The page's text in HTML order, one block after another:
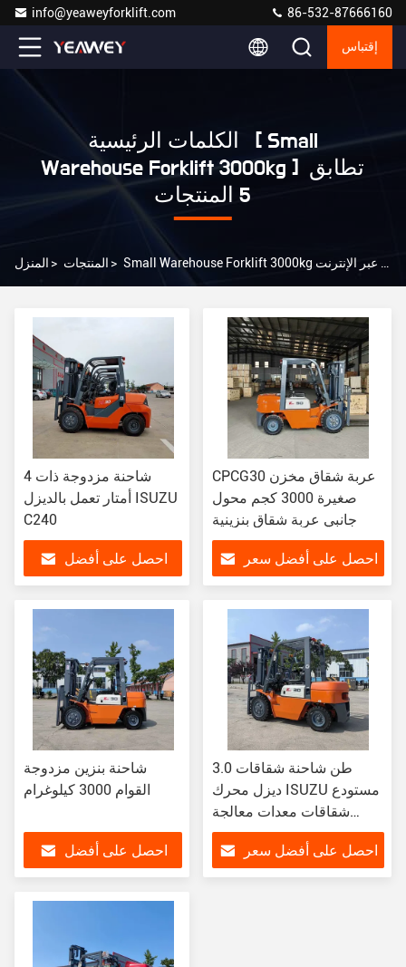
info@yeaweyforklift.com 86-532-87666160
إقتباس
الكلمات الرئيسية [ Small
Warehouse Forklift 3000kg ] تطابق
5 المنتجات
المنزل > المنتجات > Small Warehouse Forklift 3000kg الشركة المصنعة عبر الإنترنت
شاحنة مزدوجة ذات 4
أمتار تعمل بالديزل ISUZU
C240
احصل على أفضل
CPCG30 عربة شقاق مخزن
صغيرة 3000 كجم محول
جانبي عربة شقاق بنزينية
احصل على أفضل سعر
شاحنة بنزين مزدوجة
القوام 3000 كيلوغرام
احصل على أفضل
3.0 طن شاحنة شقاقات
ديزل محرك ISUZU مستودع
شقاقات معدات معالجة
لوجستية
احصل على أفضل سعر